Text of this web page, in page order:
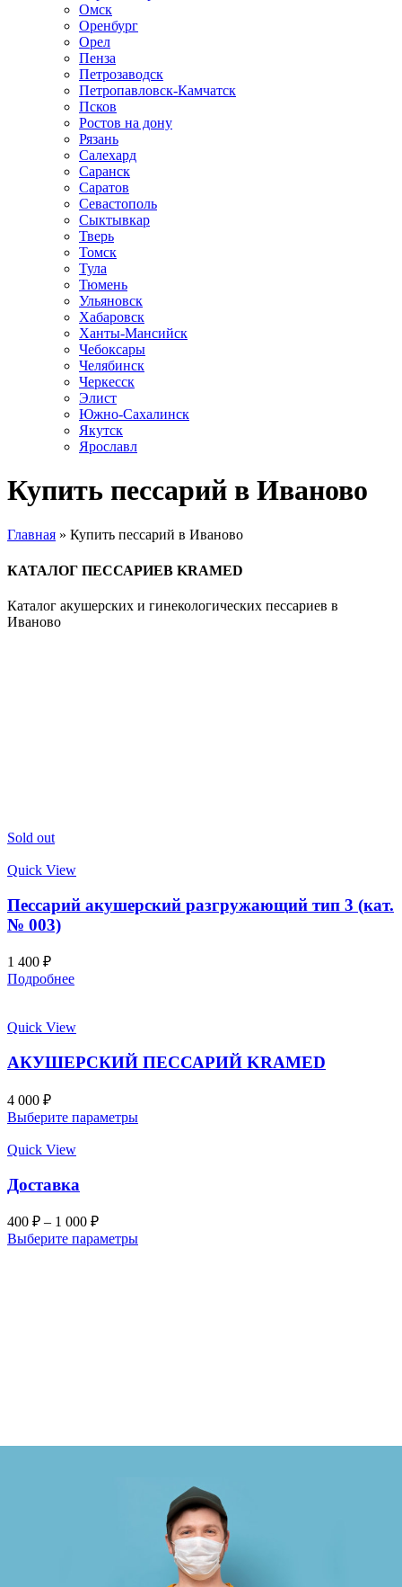
Омск
Оренбург
Орел
Пенза
Петрозаводск
Петропавловск-Камчатск
Псков
Ростов на дону
Рязань
Салехард
Саранск
Саратов
Севастополь
Сыктывкар
Тверь
Томск
Тула
Тюмень
Ульяновск
Хабаровск
Ханты-Мансийск
Чебоксары
Челябинск
Черкесск
Элист
Южно-Сахалинск
Якутск
Ярославл
Купить пессарий в Иваново
Главная » Купить пессарий в Иваново
КАТАЛОГ ПЕССАРИЕВ KRAMED
Каталог акушерских и гинекологических пессариев в
Иваново
Sold out
Quick View
Пессарий акушерский разгружающий тип 3 (кат.
№ 003)
1 400 ₽
Подробнее
Quick View
АКУШЕРСКИЙ ПЕССАРИЙ KRAMED
4 000 ₽
Выберите параметры
Quick View
Доставка
400 ₽ – 1 000 ₽
Выберите параметры